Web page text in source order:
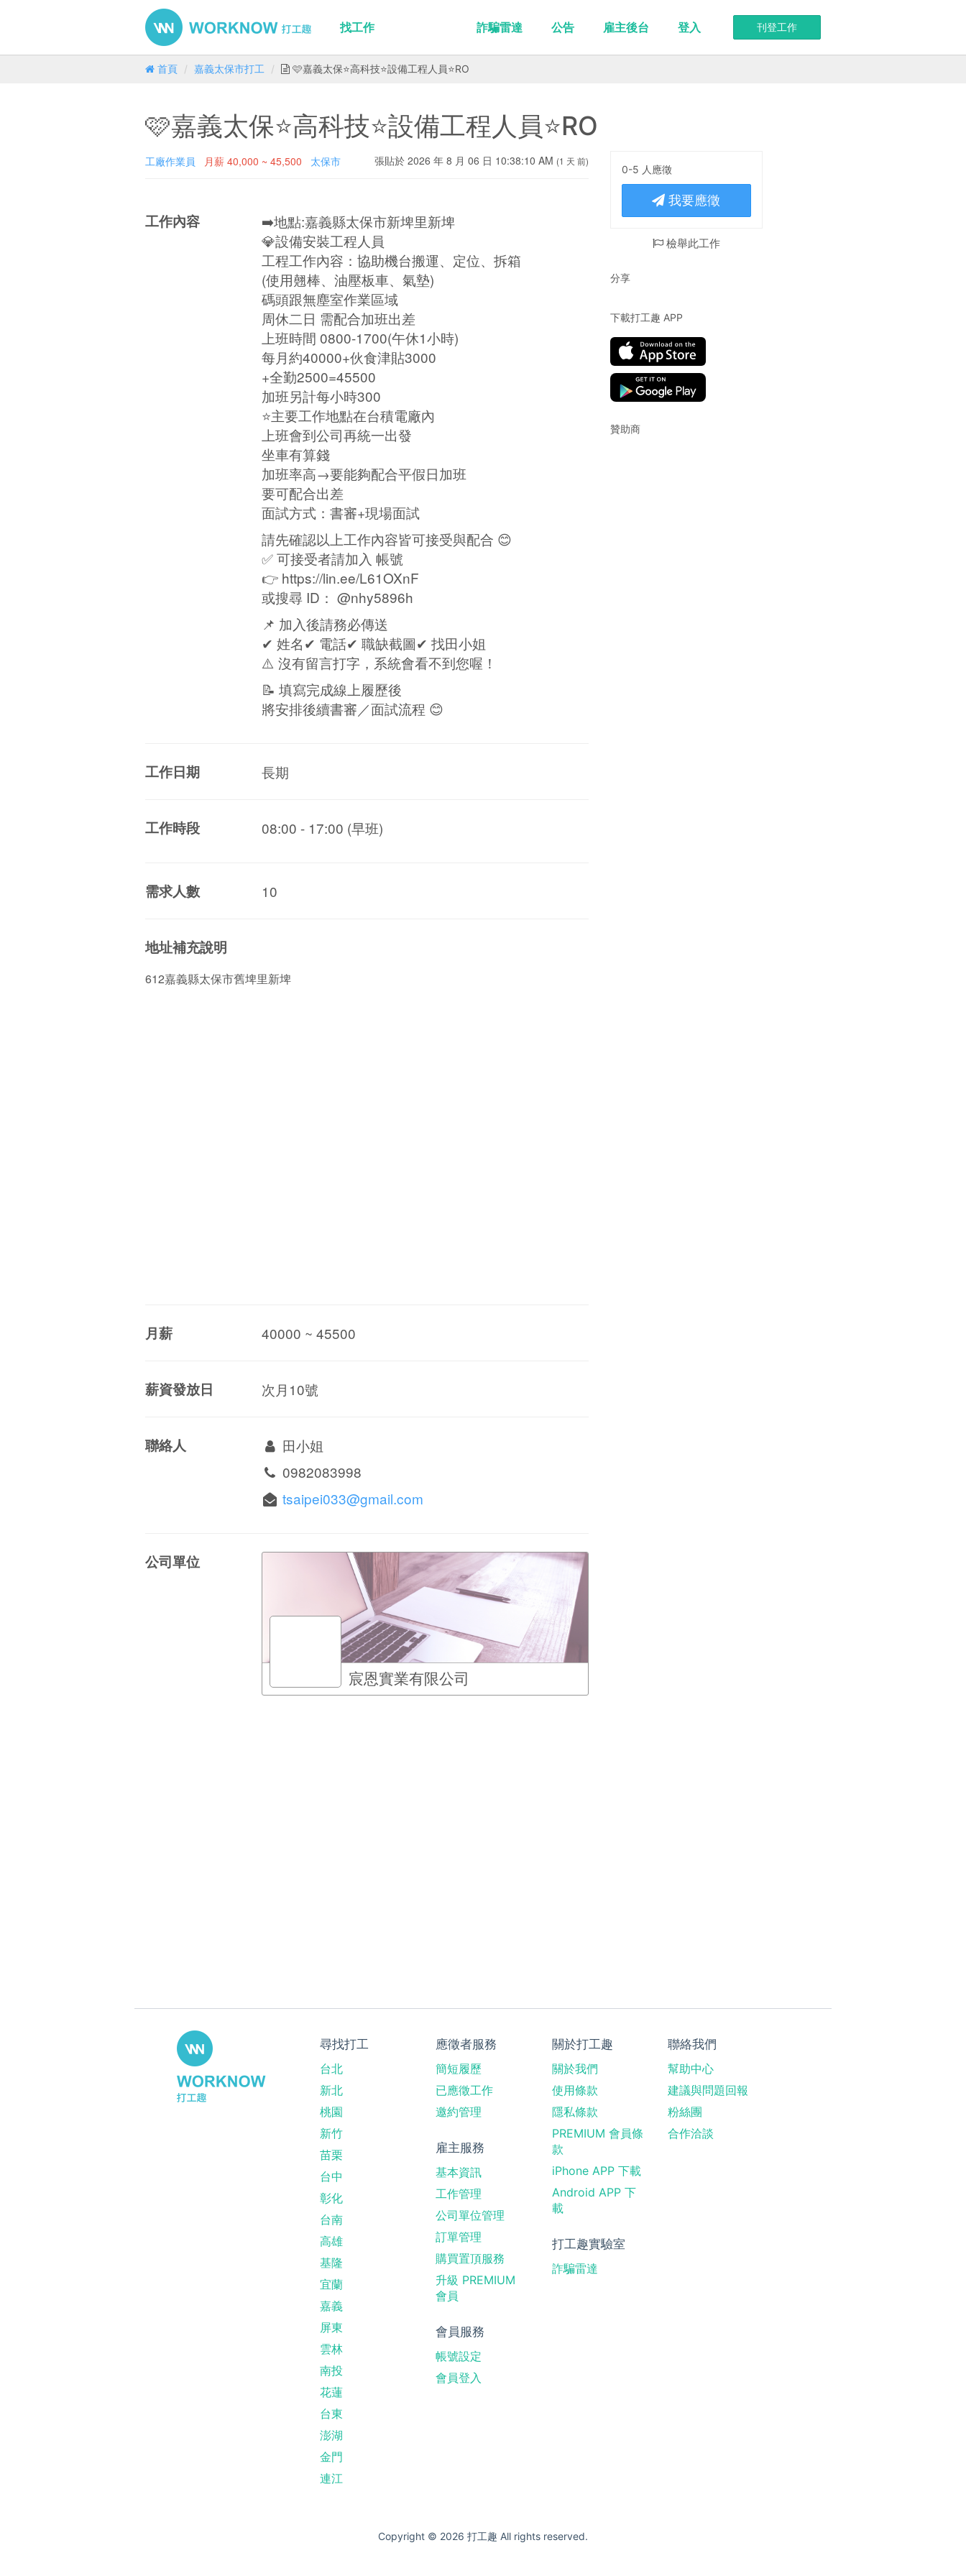
刊登工作
找工作 詐騙雷達 公告 雇主後台 登入
首頁 嘉義太保市打工 🩷嘉義太保⭐高科技⭐設備工程人員⭐RO
🩷嘉義太保⭐高科技⭐設備工程人員⭐RO
工廠作業員 月薪 40,000 ~ 45,500 太保市 張貼於 2026 年 8 月 06 日 10:38:10 AM (1 天 前)
工作內容
➡️地點:嘉義縣太保市新埤里新埤
💎設備安裝工程人員
工程工作內容：協助機台搬運、定位、拆箱
(使用翹棒、油壓板車、氣墊)
碼頭跟無塵室作業區域
周休二日 需配合加班出差
上班時間 0800-1700(午休1小時)
每月約40000+伙食津貼3000
+全勤2500=45500
加班另計每小時300
⭐主要工作地點在台積電廠內
上班會到公司再統一出發
坐車有算錢
加班率高→要能夠配合平假日加班
要可配合出差
面試方式：書審+現場面試
請先確認以上工作內容皆可接受與配合 😊
✅ 可接受者請加入 帳號
👉 https://lin.ee/L61OXnF
或搜尋 ID： @nhy5896h
📌 加入後請務必傳送
✔ 姓名✔ 電話✔ 職缺截圖✔ 找田小姐
⚠️ 沒有留言打字，系統會看不到您喔！
📝 填寫完成線上履歷後
將安排後續書審／面試流程 😊
工作日期 長期
工作時段 08:00 - 17:00 (早班)
需求人數 10
地址補充說明
612嘉義縣太保市舊埤里新埤
月薪 40000 ~ 45500
薪資發放日 次月10號
聯絡人
田小姐
0982083998
tsaipei033@gmail.com
公司單位
宸恩實業有限公司
0-5 人應徵
我要應徵
檢舉此工作
分享
下載打工趣 APP
贊助商
尋找打工
台北
新北
桃園
新竹
苗栗
台中
彰化
台南
高雄
基隆
宜蘭
嘉義
屏東
雲林
南投
花蓮
台東
澎湖
金門
連江
應徵者服務
簡短履歷
已應徵工作
邀約管理
雇主服務
基本資訊
工作管理
公司單位管理
訂單管理
購買置頂服務
升級 PREMIUM
會員
會員服務
帳號設定
會員登入
關於打工趣
關於我們
使用條款
隱私條款
PREMIUM 會員條
款
iPhone APP 下載
Android APP 下
載
打工趣實驗室
詐騙雷達
聯絡我們
幫助中心
建議與問題回報
粉絲團
合作洽談
Copyright © 2026 打工趣 All rights reserved.